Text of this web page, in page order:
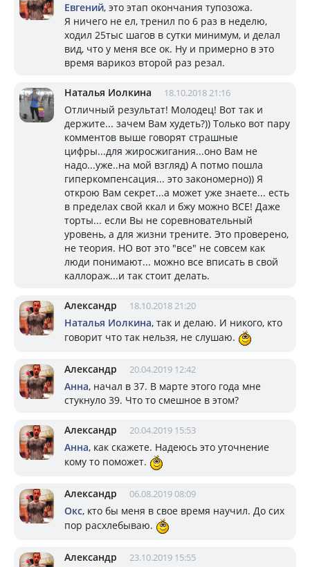
Евгений, это этап окончания тупозожа.
Я ничего не ел, тренил по 6 раз в неделю,
ходил 25тыс шагов в сутки минимум, и делал
вид, что у меня все ок. Ну и примерно в это
время варикоз второй раз резал.
Наталья Иолкина 18.10.2018 21:16
Отличный результат! Молодец! Вот так и
держите... зачем Вам худеть?)) Только вот пару
комментов выше говорят страшные
цифры...для жиросжигания...оно Вам не
надо...уже..на мой взгляд) А потмо пошла
гиперкомпенсация... это закономерно)) Я
открою Вам секрет...а может уже знаете... есть
в пределах свой ккал и бжу можно ВСЕ! Даже
торты... если Вы не соревновательный
уровень, а для жизни трените. Это проверено,
не теория. НО вот это "все" не совсем как
люди понимают... можно все вписать в свой
каллораж...и так стоит делать.
Александр 18.10.2018 21:20
Наталья Иолкина, так и делаю. И никого, кто
говорит что так нельзя, не слушаю.
Александр 20.04.2019 12:42
Анна, начал в 37. В марте этого года мне
стукнуло 39. Что то смешное в этом?
Александр 20.04.2019 15:53
Анна, как скажете. Надеюсь это уточнение
кому то поможет.
Александр 06.08.2019 08:09
Окс, кто бы меня в свое время научил. До сих
пор расхлебываю.
Александр 23.10.2019 15:55